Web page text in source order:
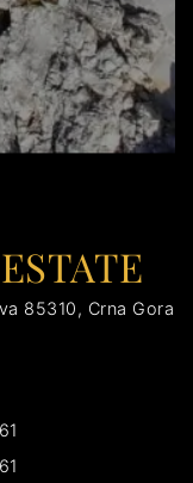
85310, Crna Gora